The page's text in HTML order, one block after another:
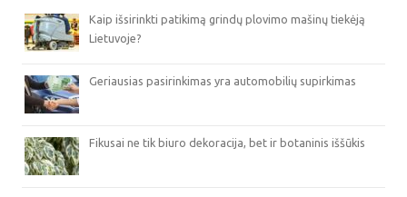
Kaip išsirinkti patikimą grindų plovimo mašinų tiekėją
Lietuvoje?
Geriausias pasirinkimas yra automobilių supirkimas
Fikusai ne tik biuro dekoracija, bet ir botaninis iššūkis